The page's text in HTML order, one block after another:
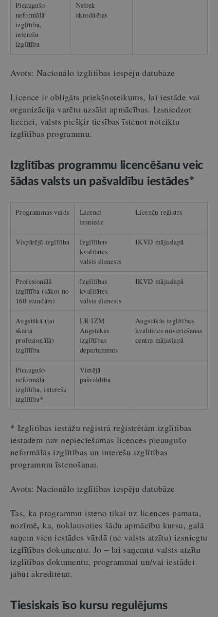
Pieaugušo
neformālā
izglītība,
interešu
izglītība
Netiek
akreditētas
Avots: Nacionālo izglītības iespēju datubāze
Licence ir obligāts priekšnoteikums, lai iestāde vai
organizācija varētu uzsākt apmācības. Izsniedzot
licenci, valsts piešķir tiesības īstenot noteiktu
izglītības programmu.
Izglītības programmu licencēšanu veic
šādas valsts un pašvaldību iestādes*
Programmas veids
Licenci
izsniedz
Licenču reģistrs
Vispārējā izglītība
Izglītības
kvalitātes
valsts dienests
IKVD mājaslapā
Profesionālā
izglītība (sākot no
160 stundām)
Izglītības
kvalitātes
valsts dienests
IKVD mājaslapā
Augstākā (tai
skaitā
profesionālā)
izglītība
LR IZM
Augstākās
izglītības
departaments
Augstākās izglītības
kvalitātes novērtēšanas
centra mājaslapā
Pieaugušo
neformālā
izglītība, interešu
izglītība*
Vietējā
pašvaldība
* Izglītības iestāžu reģistrā reģistrētām izglītības
iestādēm nav nepieciešamas licences pieaugušo
neformālās izglītības un interešu izglītības
programmu īstenošanai.
Avots: Nacionālo izglītības iespēju datubāze
Tas, ka programmu īsteno tikai uz licences pamata,
nozīmē, ka, noklausoties šādu apmācību kursu, galā
saņem vien iestādes vārdā (ne valsts atzītu) izsniegtu
izglītības dokumentu. Jo – lai saņemtu valsts atzītu
izglītības dokumentu, programmai un/vai iestādei
jābūt akreditētai.
Tiesiskais īso kursu regulējums